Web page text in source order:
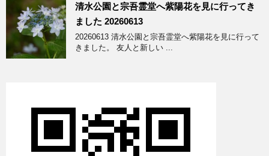
清水公園と宗吾霊堂へ紫陽花を見に行ってき
ました 20260613
20260613 清水公園と宗吾霊堂へ紫陽花を見に行って
きました。 友人と新しい ...